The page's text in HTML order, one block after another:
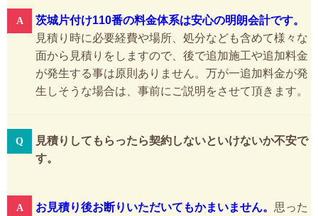
茨城片付け110番の料金体系は安心の明朗会計です。
見積り時に必要経費や場所、処分なども含めて様々な
面から見積りをしますので、後で追加施工や追加料金
が発生する事は原則ありません。万が一追加料金が発
生しそうな場合は、事前にご説明をさせて頂きます。
見積りしてもらったら契約しないといけないか不安で
す。
お見積り後お断りいただいてもかまいません。 思った